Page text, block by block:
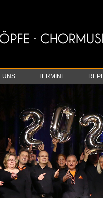
UNS TERMINE